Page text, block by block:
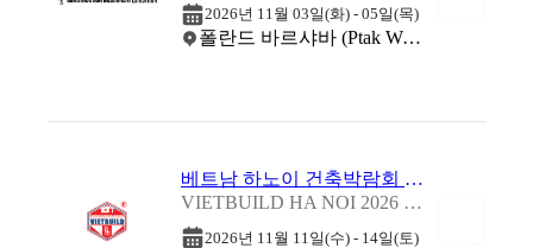
2026년 11월 03일(화) - 05일(목)
폴란드 바르샤바 (Ptak Warsaw Expo)
베트남 하노이 건축박람회 2026 (3차)
VIETBUILD HA NOI 2026 - INTERNATIONAL EXHIBITION (PHASE 3)
2026년 11월 11일(수) - 14일(토)